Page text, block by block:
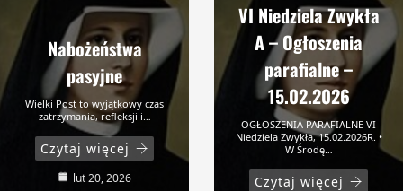
Nabożeństwa
pasyjne
Wielki Post to wyjątkowy czas
zatrzymania, refleksji i…
Czytaj więcej
lut 20, 2026
VI Niedziela Zwykła
A – Ogłoszenia
parafialne –
15.02.2026
OGŁOSZENIA PARAFIALNE VI
Niedziela Zwykła, 15.02.2026R. •
W Środę…
Czytaj więcej